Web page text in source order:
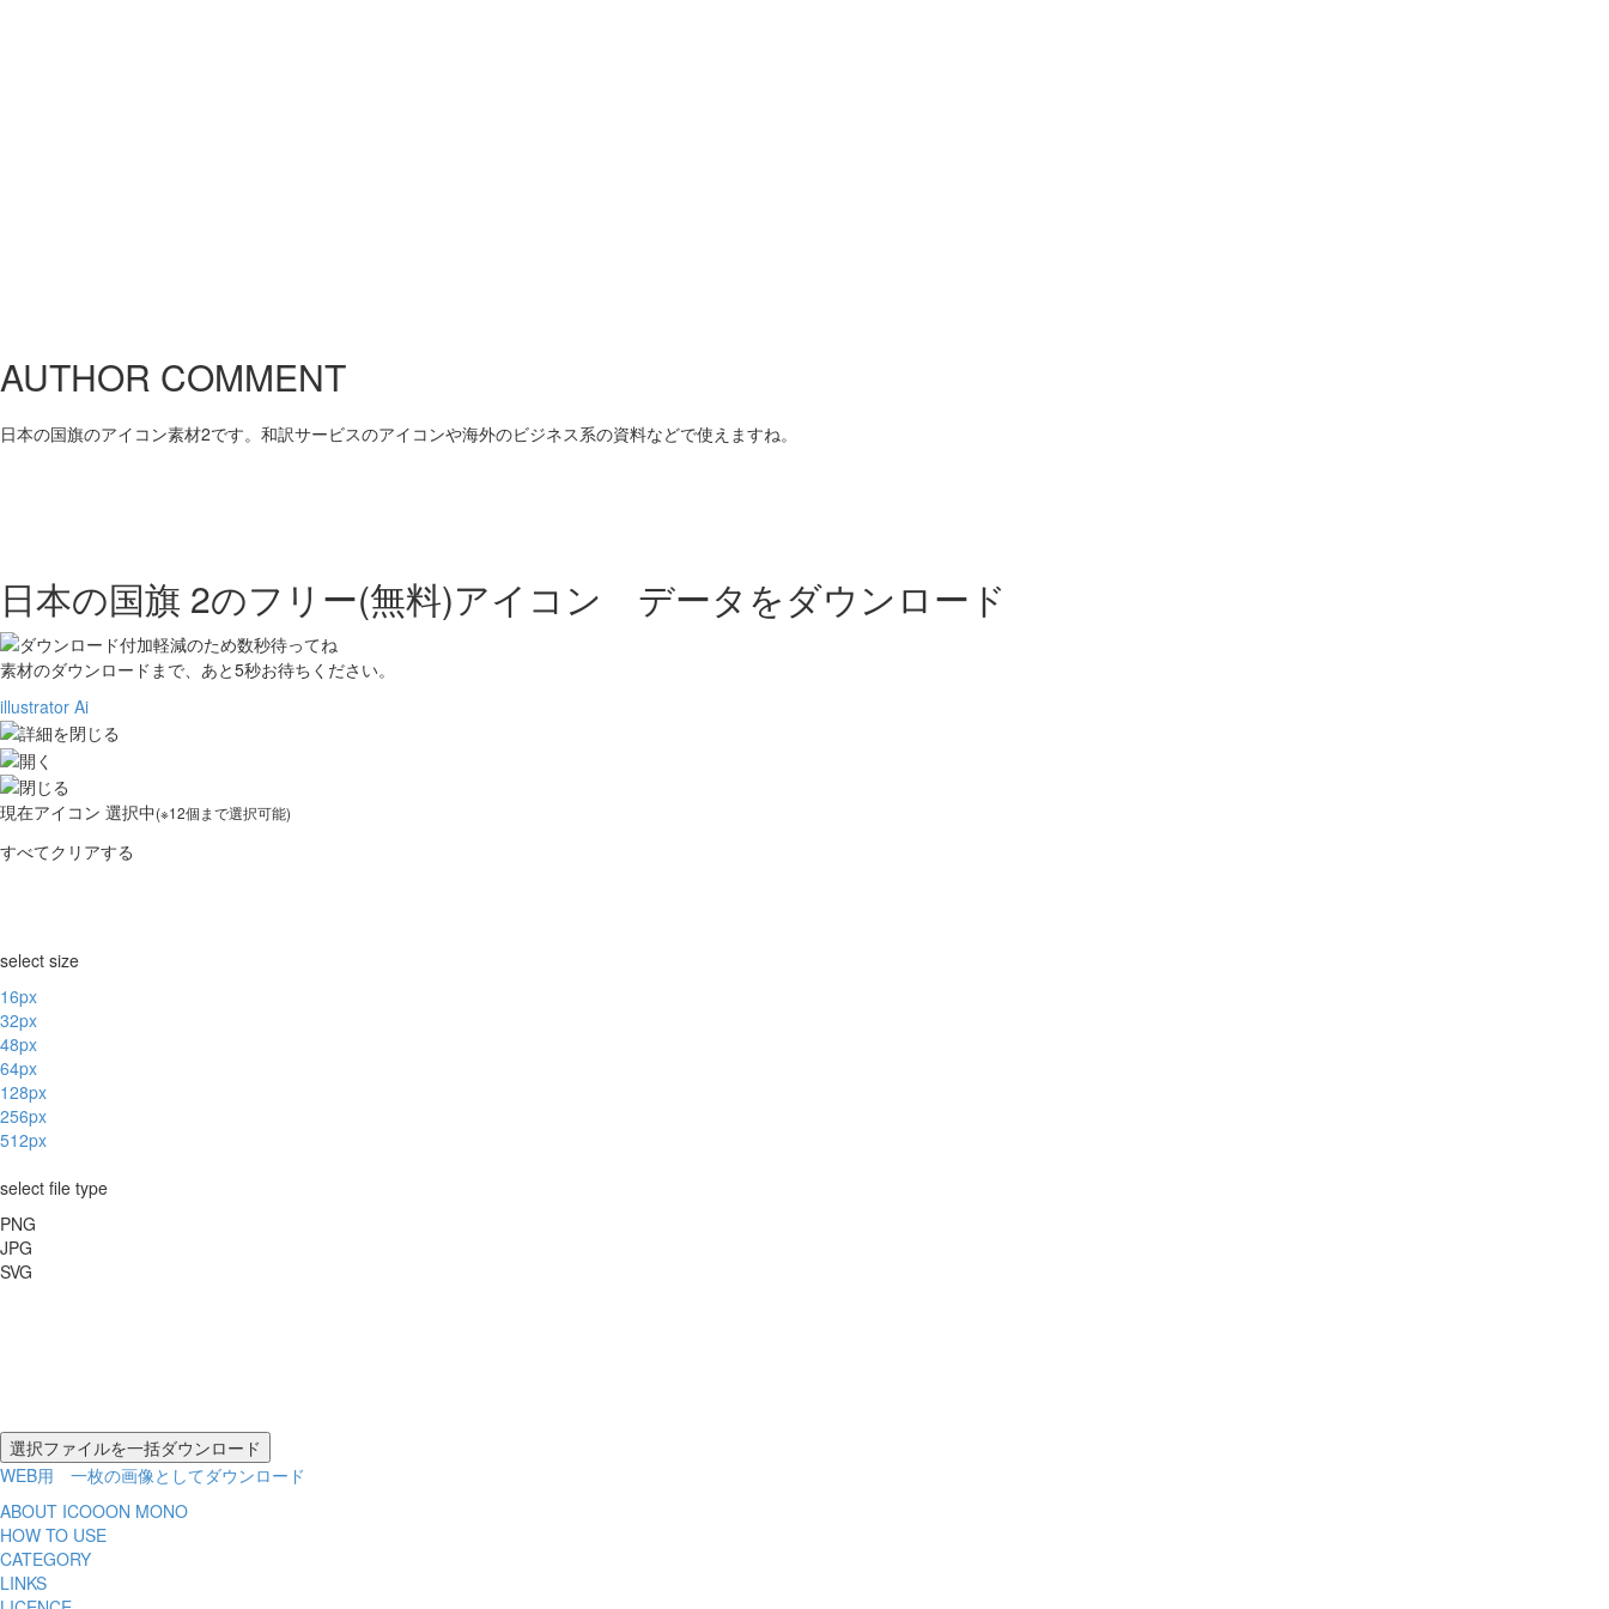
AUTHOR COMMENT
日本の国旗のアイコン素材2です。和訳サービスのアイコンや海外のビジネス系の資料などで使えますね。
日本の国旗 2のフリー(無料)アイコン データをダウンロード
素材のダウンロードまで、あと5秒お待ちください。
illustrator Ai
現在アイコン 選択中(※12個まで選択可能)
すべてクリアする
select size
16px
32px
48px
64px
128px
256px
512px
select file type
PNG
JPG
SVG
WEB用 一枚の画像としてダウンロード
ABOUT ICOOON MONO
HOW TO USE
CATEGORY
LINKS